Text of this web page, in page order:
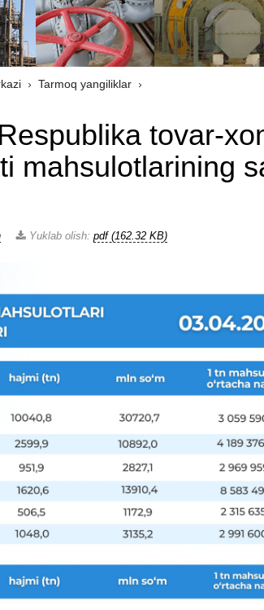
Tarmoq yangiliklar
tovar-
mahsulotlarining
Yuklab olish: pdf (162.32 KB)